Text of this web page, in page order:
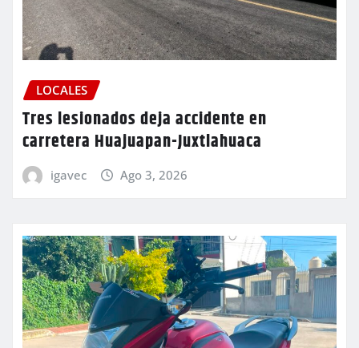
LOCALES
Tres lesionados deja accidente en
carretera Huajuapan-Juxtlahuaca
igavec Ago 3, 2026